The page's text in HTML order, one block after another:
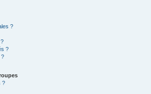
?
?
?
?